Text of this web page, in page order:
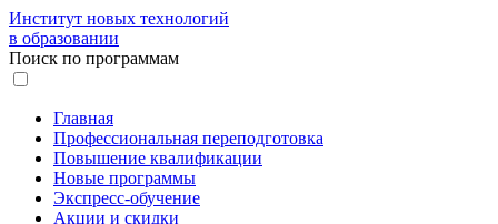
Институт новых технологий
в образовании
Поиск по программам
Главная
Профессиональная переподготовка
Повышение квалификации
Новые программы
Экспресс-обучение
Акции и скидки